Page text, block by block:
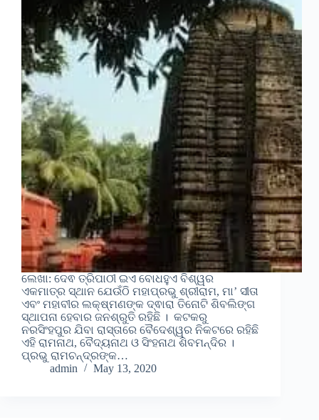
ଲେଖା: ଦେଵ ତ୍ରିପାଠୀ ଇଏ ବୋଧହୁଏ ବିଶ୍ୱର
ଏକମାତ୍ର ସ୍ଥାନ ଯେଉଁଠି ମହାପ୍ରଭୁ ଶ୍ରୀରାମ, ମା’ ସୀତା
ଏବଂ ମହାବୀର ଲକ୍ଷ୍ମଣଙ୍କ ଦ୍ଵାରା ତିନୋଟି ଶିବଲିଙ୍ଗ
ସ୍ଥାପନା ହେବାର ଜନଶ୍ରୁତି ରହିଛି । କଟକରୁ
ନରସିଂହପୁର ଯିବା ରାସ୍ତାରେ ବୈଦେଶ୍ୱର ନିକଟରେ ରହିଛି
ଏହି ରାମନାଥ, ବୈଦ୍ୟନାଥ ଓ ସିଂହନାଥ ଶିବମନ୍ଦିର ।
ପ୍ରଭୁ ରାମଚନ୍ଦ୍ରଙ୍କ…
admin
May 13, 2020